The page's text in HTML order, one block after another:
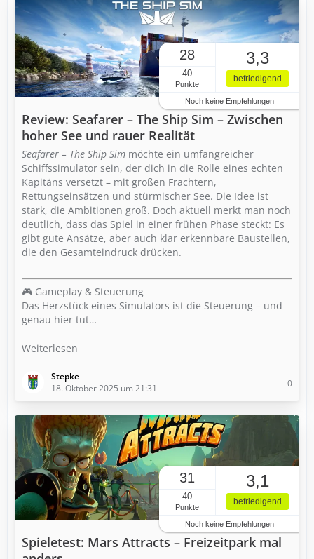
28
40
Punkte
3,3
befriedigend
Noch keine Empfehlungen
Review: Seafarer – The Ship Sim – Zwischen
hoher See und rauer Realität
Seafarer – The Ship Sim möchte ein umfangreicher
Schiffssimulator sein, der dich in die Rolle eines echten
Kapitäns versetzt – mit großen Frachtern,
Rettungseinsätzen und stürmischer See. Die Idee ist
stark, die Ambitionen groß. Doch aktuell merkt man noch
deutlich, dass das Spiel in einer frühen Phase steckt: Es
gibt gute Ansätze, aber auch klar erkennbare Baustellen,
die den Gesamteindruck drücken.
🎮 Gameplay & Steuerung
Das Herzstück eines Simulators ist die Steuerung – und
genau hier tut…
Weiterlesen
Stepke
18. Oktober 2025 um 21:31
0
31
40
Punkte
3,1
befriedigend
Noch keine Empfehlungen
Spieletest: Mars Attracts – Freizeitpark mal